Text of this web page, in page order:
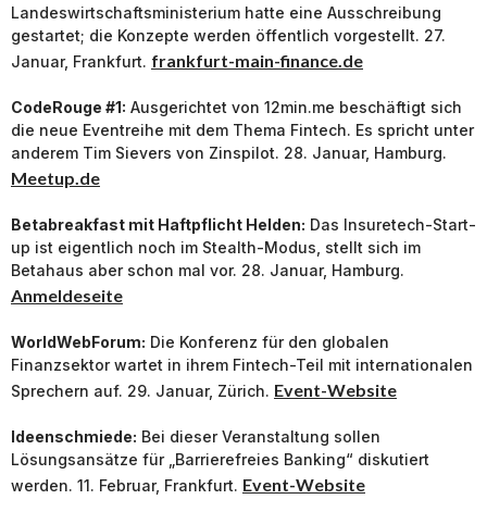
Landeswirtschaftsministerium hatte eine Ausschreibung
gestartet; die Konzepte werden öffentlich vorgestellt. 27.
Januar, Frankfurt. frankfurt-main-finance.de
CodeRouge #1: Ausgerichtet von 12min.me beschäftigt sich
die neue Eventreihe mit dem Thema Fintech. Es spricht unter
anderem Tim Sievers von Zinspilot. 28. Januar, Hamburg.
Meetup.de
Betabreakfast mit Haftpflicht Helden: Das Insuretech-Start-
up ist eigentlich noch im Stealth-Modus, stellt sich im
Betahaus aber schon mal vor. 28. Januar, Hamburg.
Anmeldeseite
WorldWebForum: Die Konferenz für den globalen
Finanzsektor wartet in ihrem Fintech-Teil mit internationalen
Sprechern auf. 29. Januar, Zürich. Event-Website
Ideenschmiede: Bei dieser Veranstaltung sollen
Lösungsansätze für „Barrierefreies Banking“ diskutiert
werden. 11. Februar, Frankfurt. Event-Website